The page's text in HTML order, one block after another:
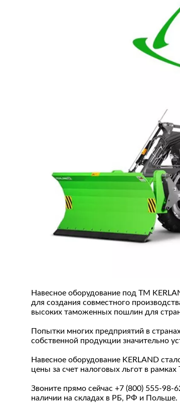
Навесное оборудование под ТМ
для создания совместного
высоких таможенных пошлин для
Попытки многих предприятий в
собственной продукции значительно
Навесное оборудование KERLAND
цены за счет налоговых льгот в
Звоните прямо сейчас +7 (800) 555-98-
наличии на складах в РБ, РФ и Польше.